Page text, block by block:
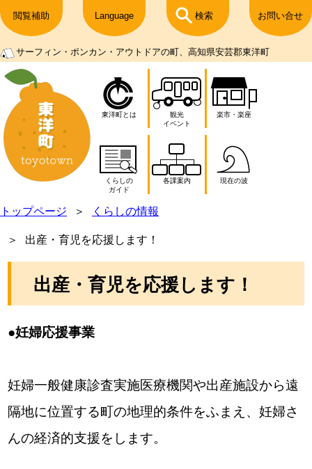
閲覧補助 Language 検索 お問い合せ
サーフィン・ポンカン・アウトドアの町、高知県安芸郡東洋町
東洋町とは
観光
イベント
楽市・楽座
くらしの
ガイド
各課案内 現在の波
トップページ くらしの情報
出産・育児を応援します！
出産・育児を応援します！
●妊婦応援事業
妊婦一般健康診査実施医療機関や出産施設から遠
隔地に位置する町の地理的条件をふまえ、妊婦さ
んの経済的支援をします。